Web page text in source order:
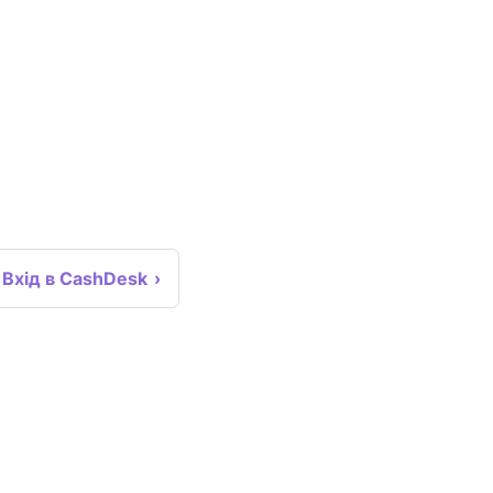
Вхід в CashDesk